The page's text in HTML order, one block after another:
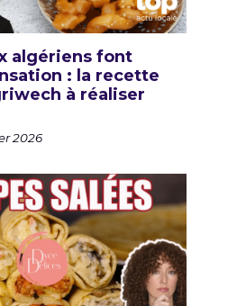
algériens font
: la recette
à réaliser
2026